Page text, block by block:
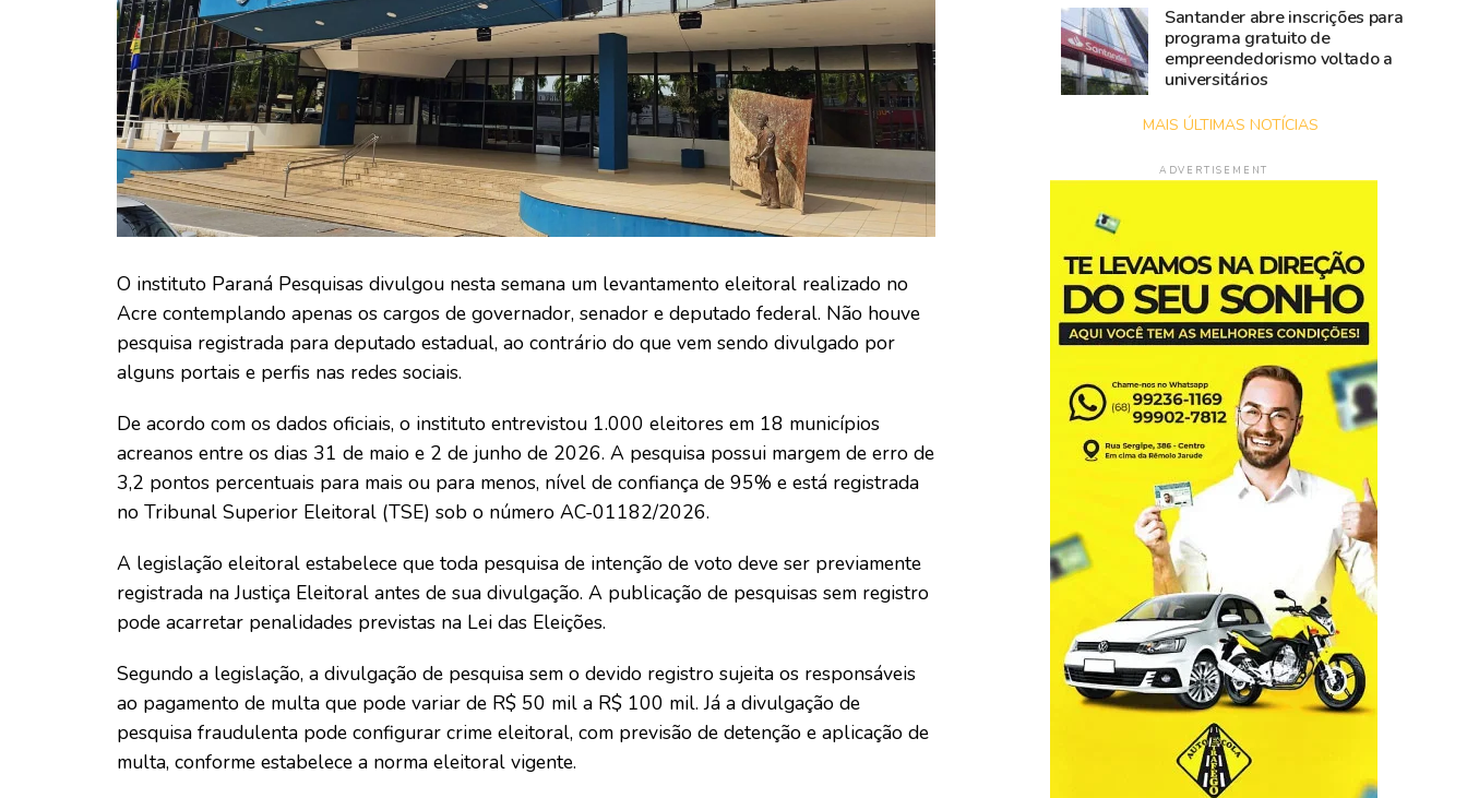
O instituto Paraná Pesquisas divulgou nesta semana um levantamento eleitoral realizado no
Acre contemplando apenas os cargos de governador, senador e deputado federal. Não houve
pesquisa registrada para deputado estadual, ao contrário do que vem sendo divulgado por
alguns portais e perfis nas redes sociais.
De acordo com os dados oficiais, o instituto entrevistou 1.000 eleitores em 18 municípios
acreanos entre os dias 31 de maio e 2 de junho de 2026. A pesquisa possui margem de erro de
3,2 pontos percentuais para mais ou para menos, nível de confiança de 95% e está registrada
no Tribunal Superior Eleitoral (TSE) sob o número AC-01182/2026.
A legislação eleitoral estabelece que toda pesquisa de intenção de voto deve ser previamente
registrada na Justiça Eleitoral antes de sua divulgação. A publicação de pesquisas sem registro
pode acarretar penalidades previstas na Lei das Eleições.
Segundo a legislação, a divulgação de pesquisa sem o devido registro sujeita os responsáveis
ao pagamento de multa que pode variar de R$ 50 mil a R$ 100 mil. Já a divulgação de
pesquisa fraudulenta pode configurar crime eleitoral, com previsão de detenção e aplicação de
multa, conforme estabelece a norma eleitoral vigente.
Santander abre inscrições para
programa gratuito de
empreendedorismo voltado a
universitários
MAIS ÚLTIMAS NOTÍCIAS
ADVERTISEMENT